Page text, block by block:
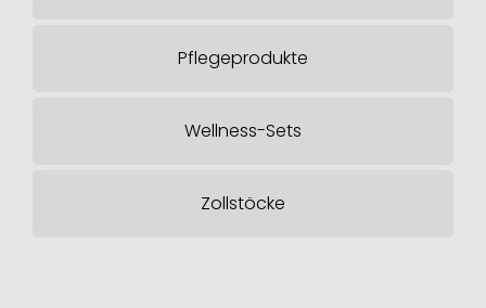
Pflegeprodukte
Wellness-Sets
Zollstöcke